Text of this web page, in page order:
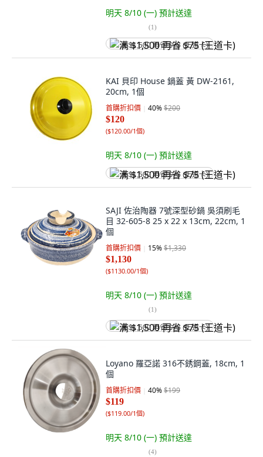
明天 8/10 (一) 預計送達
(1)
满 $1,500 再省 $75 (王道卡)
KAI 貝印 House 鍋蓋 黃 DW-2161,
20cm, 1個
首購折扣價 40%$200
$120
($120.00/1個)
明天 8/10 (一) 預計送達
满 $1,500 再省 $75 (王道卡)
SAJI 佐治陶器 7號深型砂鍋 吳須刷毛
目 32-605-8 25 x 22 x 13cm, 22cm, 1
個
首購折扣價 15%$1,330
$1,130
($1130.00/1個)
明天 8/10 (一) 預計送達
(1)
满 $1,500 再省 $75 (王道卡)
Loyano 羅亞諾 316不銹鋼蓋, 18cm, 1
個
首購折扣價 40%$199
$119
($119.00/1個)
明天 8/10 (一) 預計送達
(4)